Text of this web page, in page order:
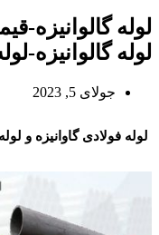
لوله گالوانیزه-
لوله گالوانیزه-
جولای 5, 2023
لوله فولادی گاوانیزه و لوله